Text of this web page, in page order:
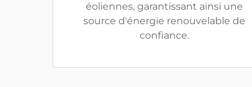
éoliennes, garantissant ainsi une
source d'énergie renouvelable de
confiance.